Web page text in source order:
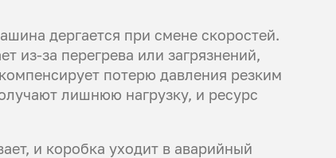
дергается при смене скоростей.
из-за перегрева или загрязнений,
потерю давления резким
лишнюю нагрузку, и ресурс
и коробка уходит в аварийный